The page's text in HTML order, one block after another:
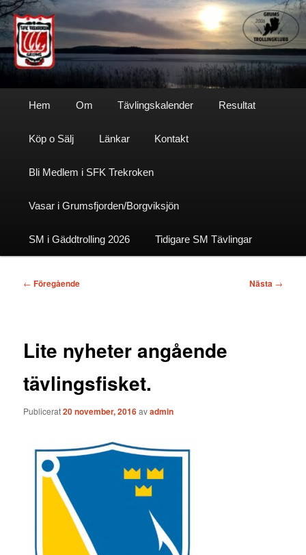
Hoppa
till
primärt
innehållSfktrekroken
Hem Om Tävlingskalender Resultat
Köp o Sälj Länkar Kontakt
Bli Medlem i SFK Trekroken
Vasar i Grumsfjorden/Borgviksjön
SM i Gäddtrolling 2026 Tidigare SM Tävlingar
Inläggsnavigering
← Föregående Nästa →
Lite nyheter angående
tävlingsfisket.
Publicerat20 november, 2016avadmin